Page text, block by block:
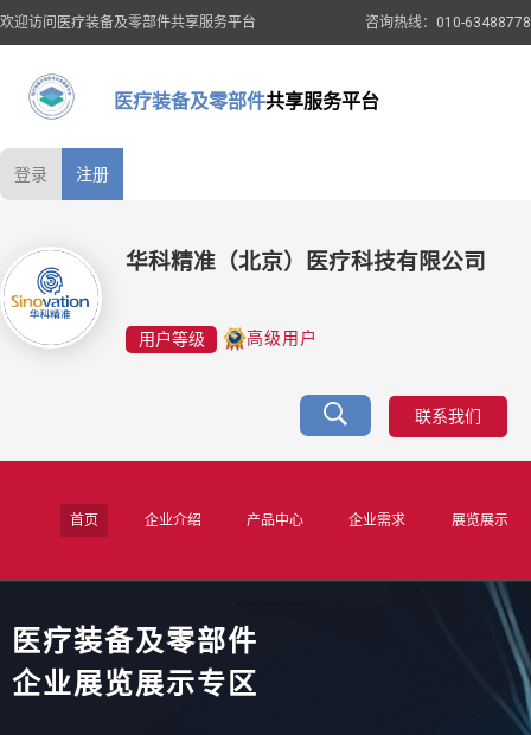
欢迎访问医疗装备及零部件共享服务平台 咨询热线：010-63488778
医疗装备及零部件共享服务平台
登录 注册
华科精准（北京）医疗科技有限公司
用户等级 高级用户
联系我们
首页 企业介绍 产品中心 企业需求 展览展示
医疗装备及零部件
企业展览展示专区